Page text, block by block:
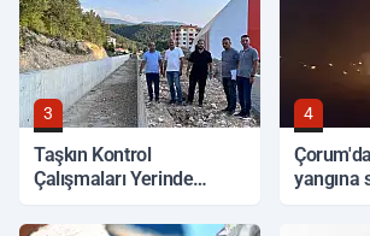
3
Taşkın Kontrol
Çalışmaları Yerinde
4
yangına